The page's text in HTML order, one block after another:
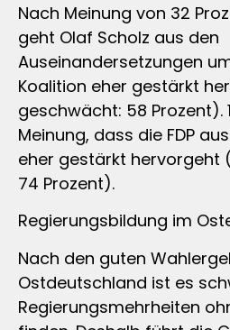
Nach Meinung von 32
geht Olaf Scholz aus den
Auseinandersetzungen
Koalition eher gestärkt
geschwächt: 58 Prozent).
Meinung, dass die FDP
eher gestärkt hervorgeht
74 Prozent).
Regierungsbildung im
Nach den guten
Ostdeutschland ist es
Regierungsmehrheiten